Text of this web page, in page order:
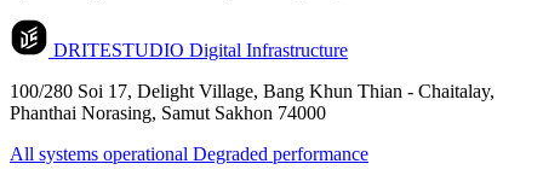
DRITESTUDIO Digital Infrastructure
100/280 Soi 17, Delight Village, Bang Khun Thian - Chaitalay,
Phanthai Norasing, Samut Sakhon 74000
All systems operational Degraded performance